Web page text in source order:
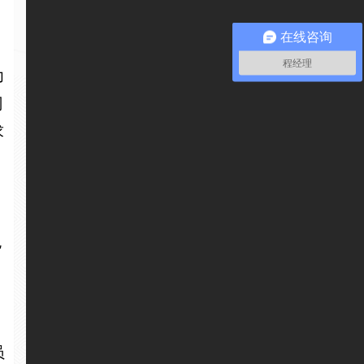
在线咨询
程经理